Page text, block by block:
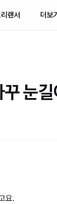
랜서 더보기
눈
요.